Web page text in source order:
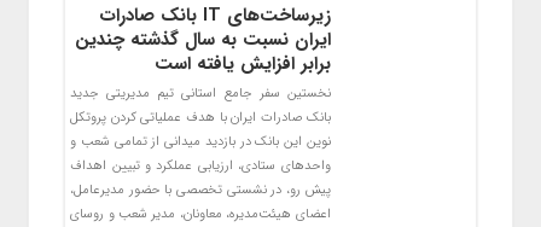
زیرساخت‌های IT بانک صادرات
ایران نسبت به سال گذشته چندین
برابر افزایش یافته است
​نخستین سفر جامع استانی تیم مدیریتی جدید
بانک صادرات ایران با هدف عملیاتی کردن پروتکل
نوین این بانک در بازدید میدانی از تمامی شعب و
واحدهای ستادی، ارزیابی عملکرد و تبیین اهداف
پیش رو، در نشستی تخصصی با حضور مدیرعامل،
اعضای هیئت‌مدیره، معاونان، مدیر شعب و روسای